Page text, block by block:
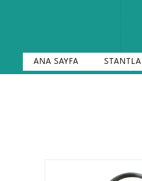
ANA SAYFA